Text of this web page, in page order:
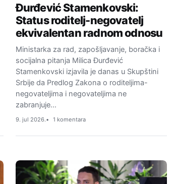
Đurđević Stamenkovski:
Status roditelj-negovatelj
ekvivalentan radnom odnosu
Ministarka za rad, zapošljavanje, boračka i
socijalna pitanja Milica Đurđević
Stamenkovski izjavila je danas u Skupštini
Srbije da Predlog Zakona o roditeljima-
negovateljima i negovateljima ne
zabranjuje…
9. jul 2026. 1 komentara